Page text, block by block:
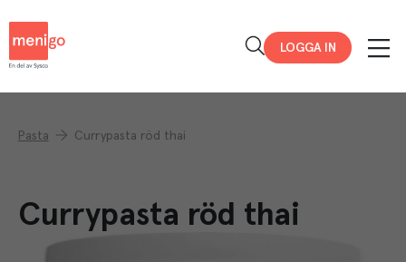
LOGGA IN
Pasta Currypasta röd thai
Currypasta röd thai